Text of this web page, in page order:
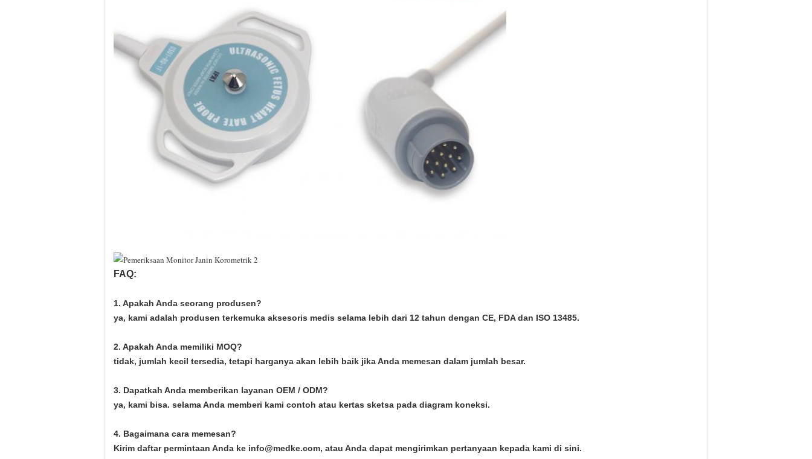
FAQ:
1. Apakah Anda seorang produsen?
ya, kami adalah produsen terkemuka aksesoris medis selama lebih dari 12 tahun dengan CE, FDA dan ISO 13485.
2. Apakah Anda memiliki MOQ?
tidak, jumlah kecil tersedia, tetapi harganya akan lebih baik jika Anda memesan dalam jumlah besar.
3. Dapatkah Anda memberikan layanan OEM / ODM?
ya, kami bisa. selama Anda memberi kami contoh atau kertas sketsa pada diagram koneksi.
4. Bagaimana cara memesan?
Kirim daftar permintaan Anda ke info@medke.com, atau Anda dapat mengirimkan pertanyaan kepada kami di sini.